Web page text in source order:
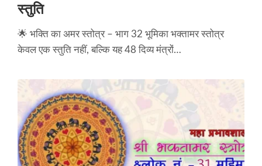
स्तुति
🌟 भक्ति का अमर स्तोत्र – भाग 32 भूमिका भक्तामर स्तोत्र
केवल एक स्तुति नहीं, बल्कि यह 48 दिव्य मंत्रों…